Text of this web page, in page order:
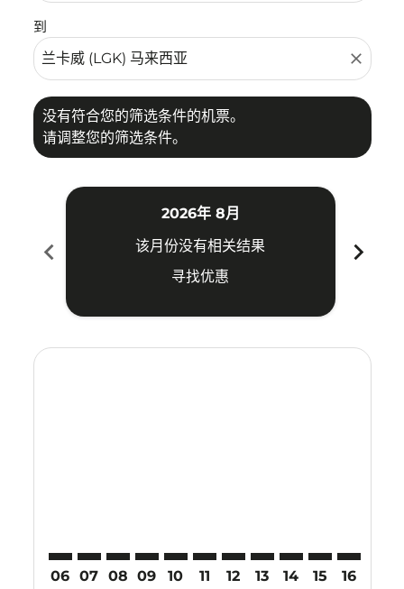
到
close
没有符合您的筛选条件的机票。
请调整您的筛选条件。
chevron_left
2026年 8月
该月份没有相关结果
寻找优惠
chevron_right
06 07 08 09 10 11 12 13 14 15 16